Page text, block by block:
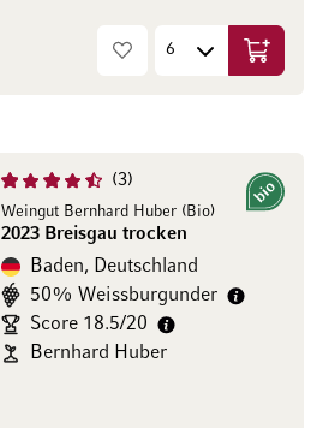
In den
3
Weingut Bernhard Huber (Bio)
2023 Breisgau trocken
Bio
Baden, Deutschland
50% Weissburgunder
Score 18.5/20
Bernhard Huber